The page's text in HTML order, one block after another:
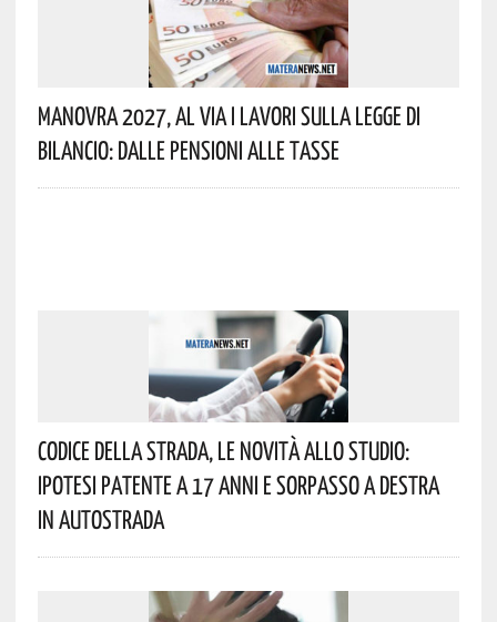
Manovra 2027, Al Via I Lavori Sulla Legge Di
Bilancio: Dalle Pensioni Alle Tasse
Codice Della Strada, Le Novità Allo Studio:
Ipotesi Patente A 17 Anni E Sorpasso A Destra
In Autostrada